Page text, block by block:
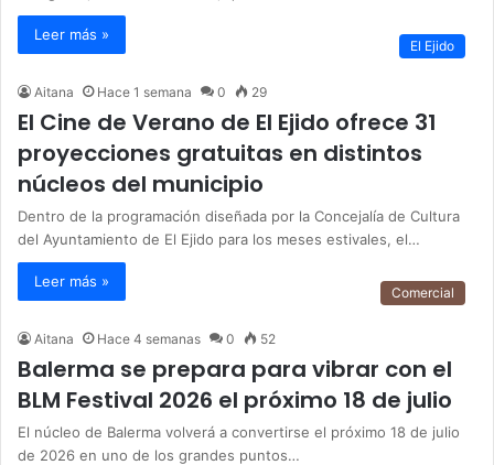
Leer más »
El Ejido
Aitana Hace 1 semana 0 29
El Cine de Verano de El Ejido ofrece 31
proyecciones gratuitas en distintos
núcleos del municipio
Dentro de la programación diseñada por la Concejalía de Cultura
del Ayuntamiento de El Ejido para los meses estivales, el…
Leer más »
Comercial
Aitana Hace 4 semanas 0 52
Balerma se prepara para vibrar con el
BLM Festival 2026 el próximo 18 de julio
El núcleo de Balerma volverá a convertirse el próximo 18 de julio
de 2026 en uno de los grandes puntos…